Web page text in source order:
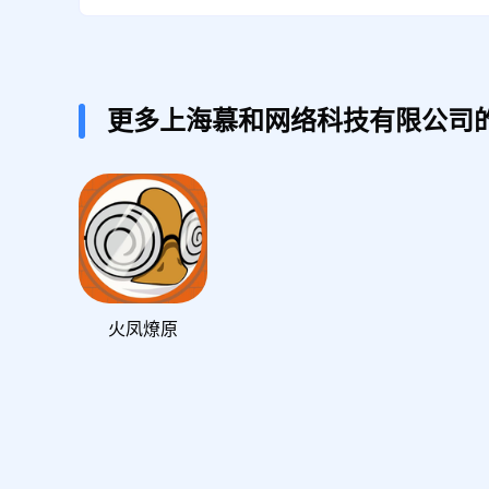
更多上海慕和网络科技有限公司
火凤燎原